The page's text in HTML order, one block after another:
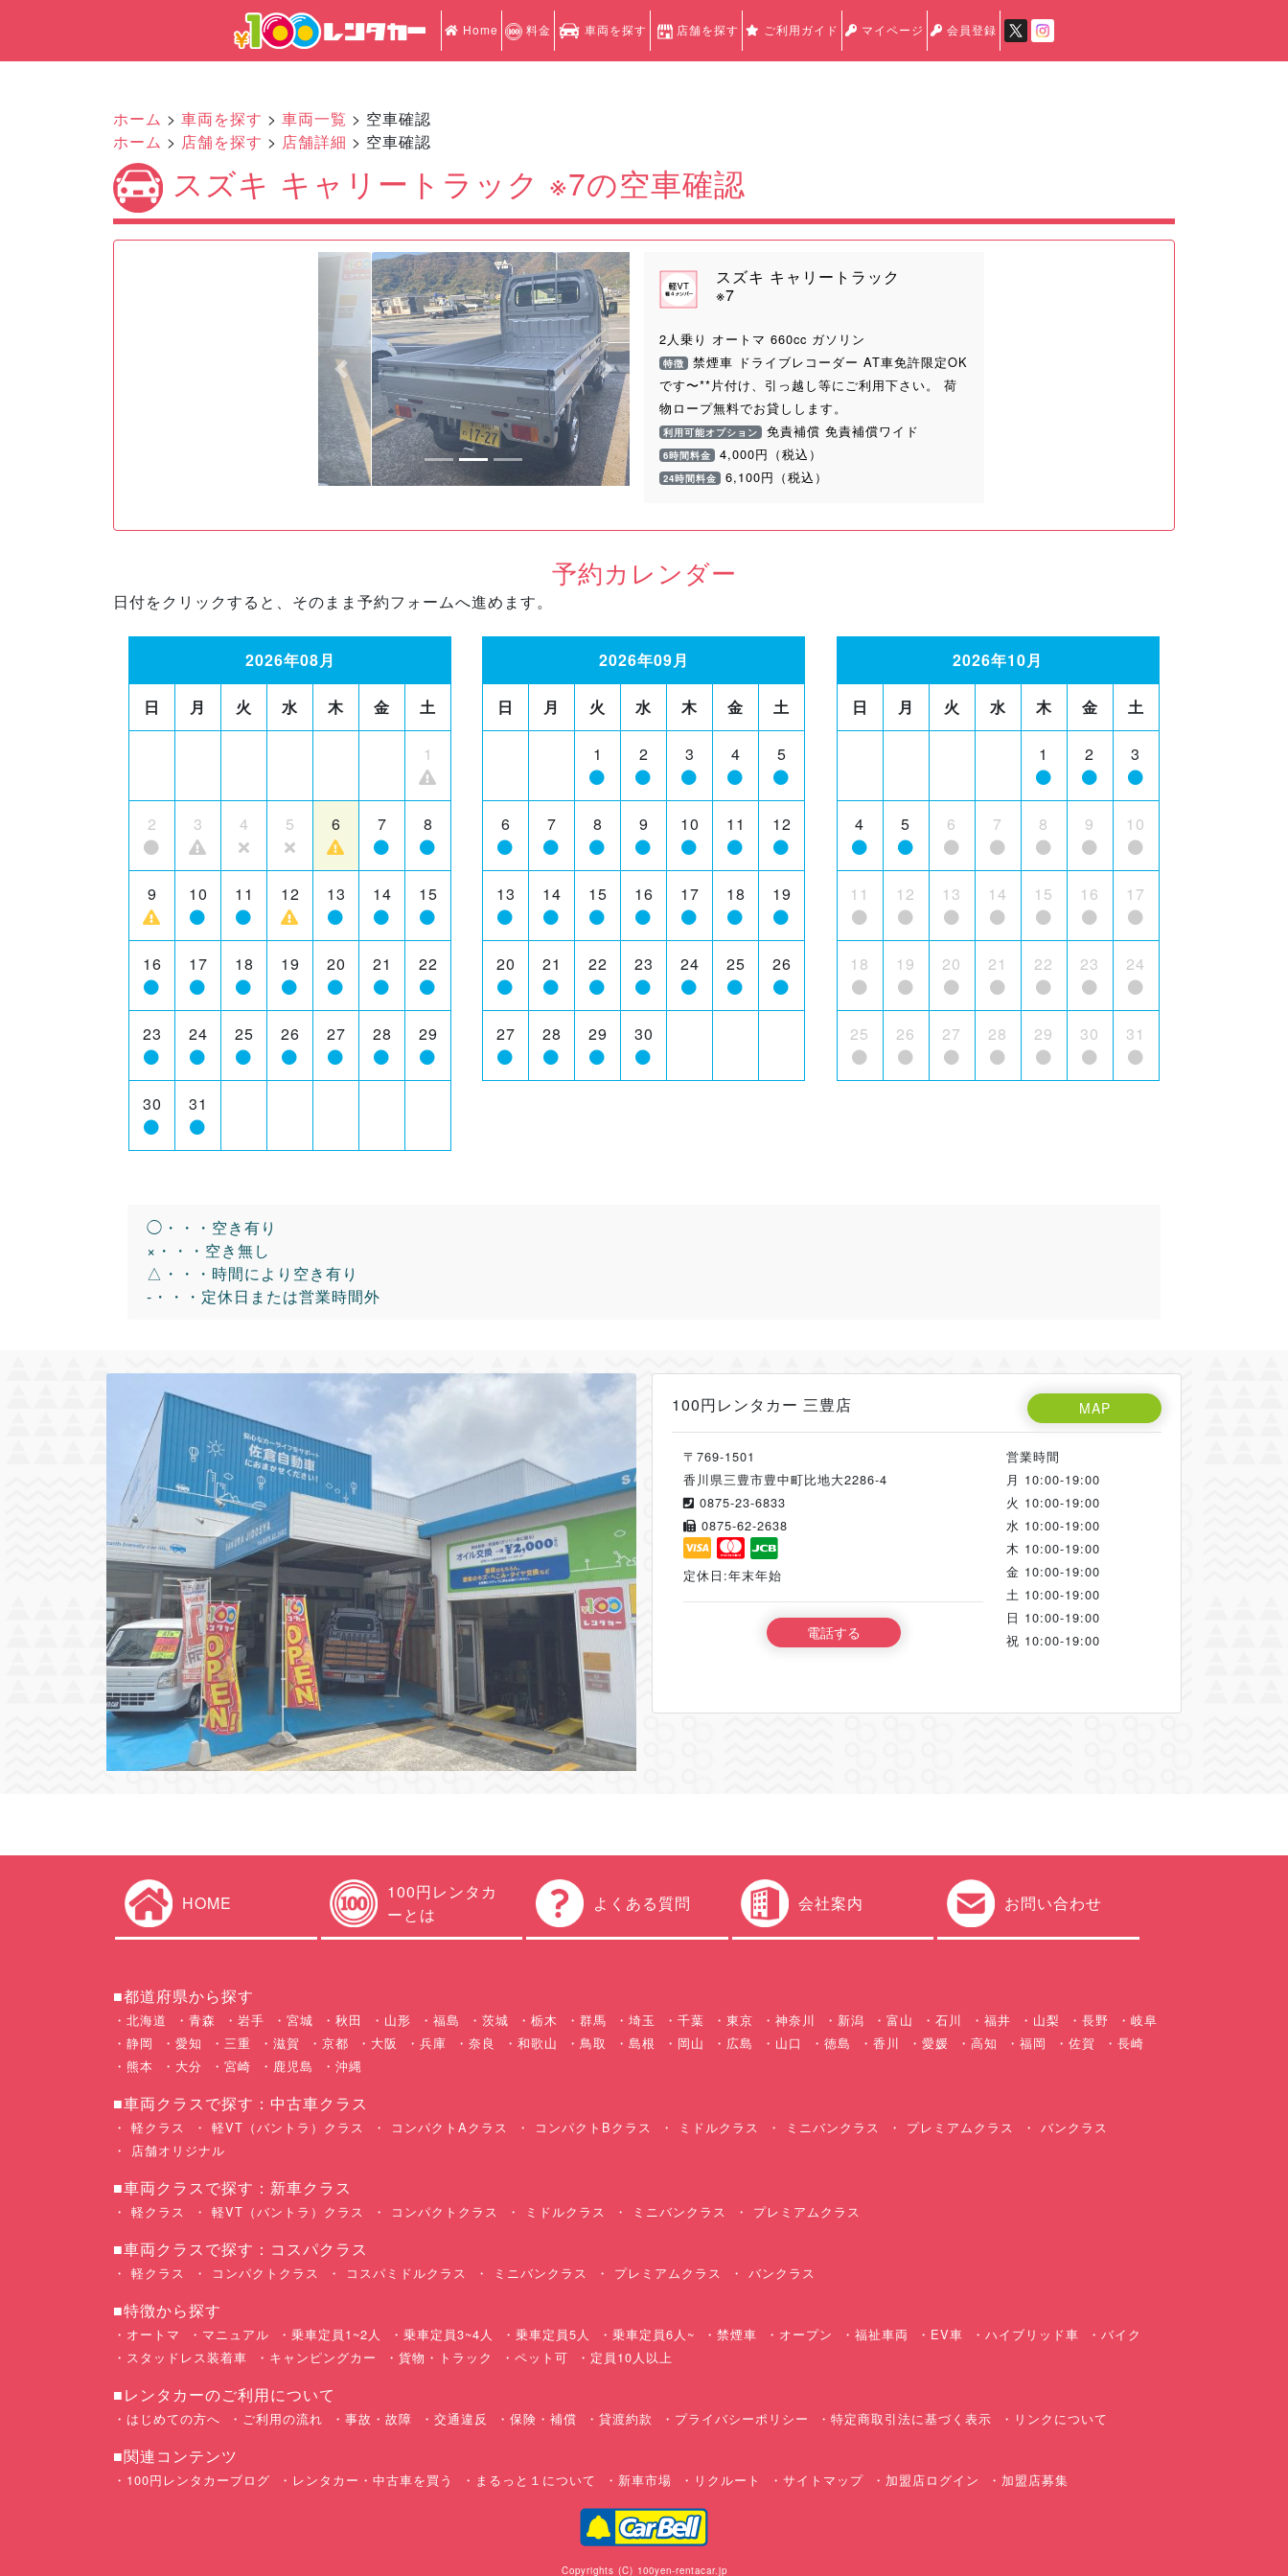
Home 料金 車両を探す 店舗を探す ご利用ガイド マイページ 会員登録
ホーム > 車両を探す > 車両一覧 > 空車確認
ホーム > 店舗を探す > 店舗詳細 > 空車確認
スズキ キャリートラック ※7の空車確認
Previous Next
スズキ キャリートラック
※7
2人乗り オートマ 660cc ガソリン
特徴 禁煙車 ドライブレコーダー AT車免許限定OK
です〜**片付け、引っ越し等にご利用下さい。 荷
物ロープ無料でお貸しします。
利用可能オプション 免責補償 免責補償ワイド
6時間料金 4,000円（税込）
24時間料金 6,100円（税込）
予約カレンダー
日付をクリックすると、そのまま予約フォームへ進めます。
2026年08月
日 月 火 水 木 金 土
1
2 3 4 5 6 7 8
9 10 11 12 13 14 15
16 17 18 19 20 21 22
23 24 25 26 27 28 29
30 31
2026年09月
日 月 火 水 木 金 土
1 2 3 4 5
6 7 8 9 10 11 12
13 14 15 16 17 18 19
20 21 22 23 24 25 26
27 28 29 30
2026年10月
日 月 火 水 木 金 土
1 2 3
4 5 6 7 8 9 10
11 12 13 14 15 16 17
18 19 20 21 22 23 24
25 26 27 28 29 30 31
◯・・・空き有り
×・・・空き無し
△・・・時間により空き有り
-・・・定休日または営業時間外
100円レンタカー 三豊店 MAP
〒769-1501
香川県三豊市豊中町比地大2286-4
0875-23-6833
0875-62-2638
定休日:年末年始
電話する
営業時間
月 10:00-19:00
火 10:00-19:00
水 10:00-19:00
木 10:00-19:00
金 10:00-19:00
土 10:00-19:00
日 10:00-19:00
祝 10:00-19:00
HOME
100円レンタカ
ーとは
よくある質問 会社案内 お問い合わせ
■都道府県から探す
北海道 青森 岩手 宮城 秋田 山形 福島 茨城 栃木 群馬 埼玉 千葉 東京 神奈川 新潟 富山 石川 福井 山梨 長野
岐阜
静岡
愛知 三重 滋賀 京都 大阪 兵庫 奈良 和歌山 鳥取 島根 岡山 広島 山口 徳島 香川 愛媛 高知 福岡 佐賀
長崎
熊本
大分 宮崎 鹿児島 沖縄
■車両クラスで探す：中古車クラス
軽クラス 軽VT（バントラ）クラス コンパクトAクラス コンパクトBクラス ミドルクラス ミニバンクラス プレミアムクラス
バンクラス
店舗オリジナル
■車両クラスで探す：新車クラス
軽クラス 軽VT（バントラ）クラス コンパクトクラス ミドルクラス ミニバンクラス プレミアムクラス
■車両クラスで探す：コスパクラス
軽クラス コンパクトクラス コスパミドルクラス ミニバンクラス プレミアムクラス バンクラス
■特徴から探す
オートマ マニュアル 乗車定員1~2人 乗車定員3~4人 乗車定員5人 乗車定員6人~ 禁煙車 オープン 福祉車両 EV車 ハイブリッド車
バイク
スタッドレス装着車
キャンピングカー 貨物・トラック ペット可 定員10人以上
■レンタカーのご利用について
はじめての方へ ご利用の流れ 事故・故障 交通違反 保険・補償 貸渡約款 プライバシーポリシー 特定商取引法に基づく表示 リンクについて
■関連コンテンツ
100円レンタカーブログ レンタカー・中古車を買う まるっと１について 新車市場 リクルート サイトマップ 加盟店ログイン 加盟店募集
Copyrights (C) 100yen-rentacar.jp